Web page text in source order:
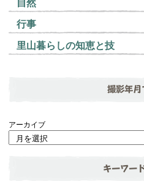
行事
里山暮らしの知恵と技
撮影年月
アーカイブ
キーワー